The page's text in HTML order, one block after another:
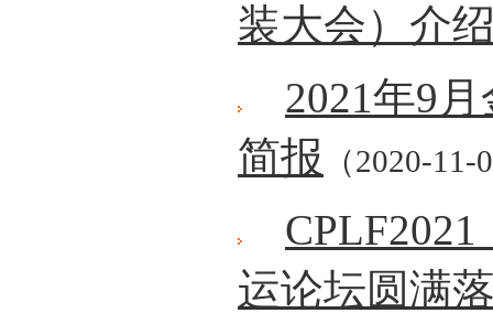
装大会）介
2021年9
简报 （2020-11-
运论坛圆满